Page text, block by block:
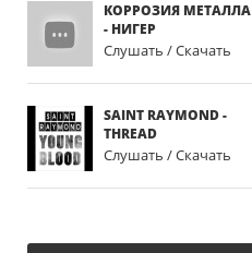
КОРРОЗИЯ МЕТАЛЛА
- НИГЕР
Слушать / Скачать
SAINT RAYMOND -
THREAD
Слушать / Скачать